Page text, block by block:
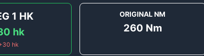
1 HK
hk
30 hk
ORIGINAL NM
260 Nm